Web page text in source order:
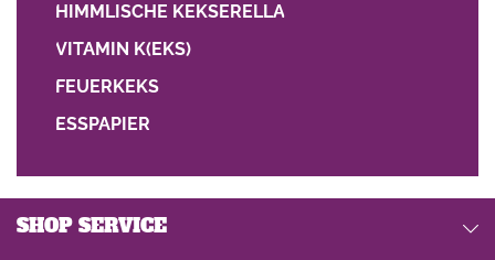
HIMMLISCHE KEKSERELLA
VITAMIN K(EKS)
FEUERKEKS
ESSPAPIER
SHOP SERVICE